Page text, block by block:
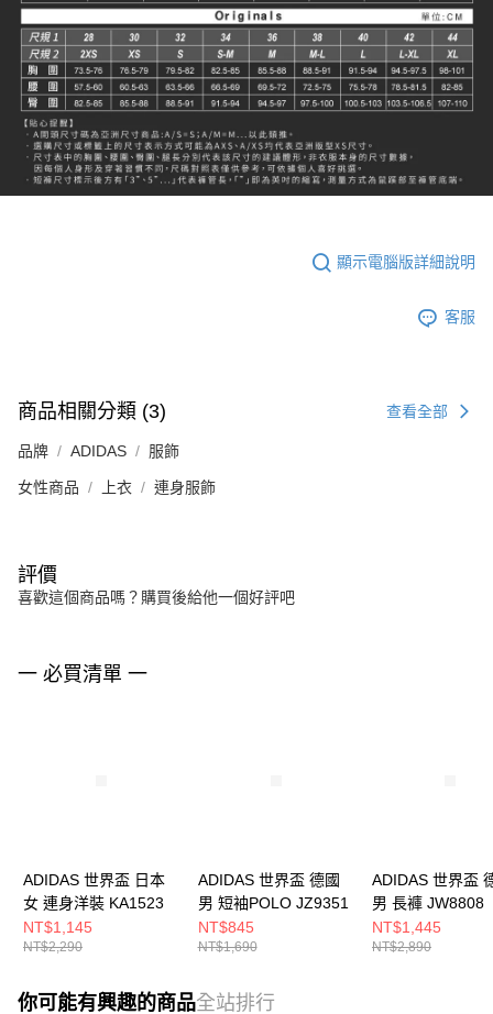
顯示電腦版詳細說明
客服
商品相關分類 (3) 查看全部
品牌 ADIDAS 服飾
女性商品 上衣 連身服飾
評價
喜歡這個商品嗎？購買後給他一個好評吧
一 必買清單 一
ADIDAS 世界盃 日本
女 連身洋裝 KA1523
NT$1,145
NT$2,290
ADIDAS 世界盃 德國
男 短袖POLO JZ9351
NT$845
NT$1,690
ADIDAS 世界盃
男 長褲 JW8808
NT$1,445
NT$2,890
你可能有興趣的商品全站排行